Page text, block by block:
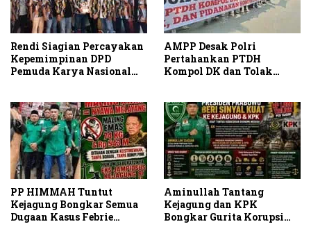
Rendi Siagian Percayakan
Kepemimpinan DPD
Pemuda Karya Nasional
AMPP Desak Polri
Pertahankan PTDH
Kompol DK dan Tolak
PP HIMMAH Tuntut
Kejagung Bongkar Semua
Dugaan Kasus Febrie
Aminullah Tantang
Kejagung dan KPK
Bongkar Gurita Korupsi